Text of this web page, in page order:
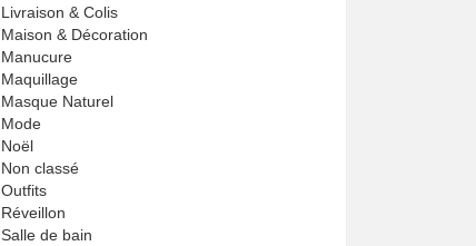
Livraison & Colis
Maison & Décoration
Manucure
Maquillage
Masque Naturel
Mode
Noël
Non classé
Outfits
Réveillon
Salle de bain